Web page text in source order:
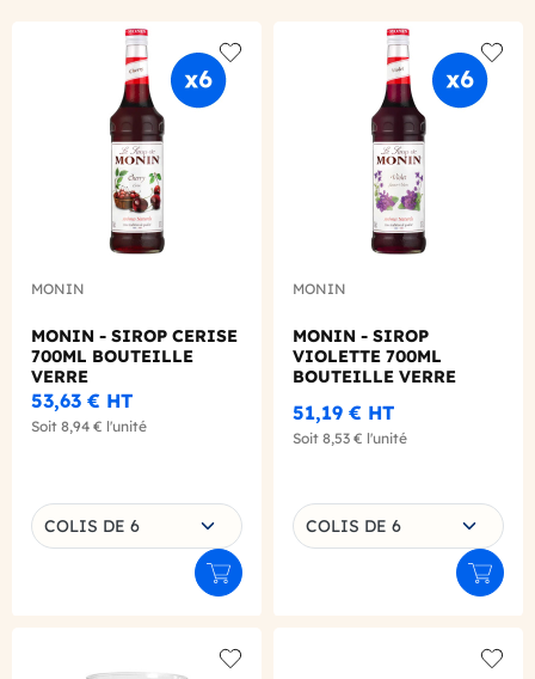
Add to wishlist
MONIN
MONIN - SIROP CERISE
700ML BOUTEILLE
VERRE
53,63 € HT
Soit 8,94 € l'unité
Choisissez une déclinaison
COLIS DE 6
Ajouter au panier
Add
MONIN
MONIN - SIROP
VIOLETTE 700ML
BOUTEILLE VERRE
51,19 € HT
Soit 8,53 € l'unité
Choisissez une déclinaison
COLIS DE 6